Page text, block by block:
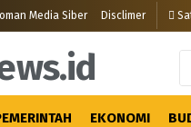
Media Siber Disclimer
EKONOMI